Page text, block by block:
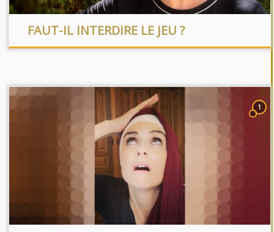
FAUT-IL INTERDIRE LE JEU ?
1